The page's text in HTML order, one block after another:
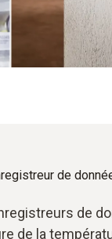
de
de
de la